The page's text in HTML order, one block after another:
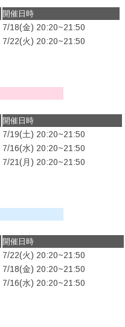
開催日時
7/18(金) 20:20~21:50
7/22(火) 20:20~21:50
開催日時
7/19(土) 20:20~21:50
7/16(水) 20:20~21:50
7/21(月) 20:20~21:50
開催日時
7/22(火) 20:20~21:50
7/18(金) 20:20~21:50
7/16(水) 20:20~21:50